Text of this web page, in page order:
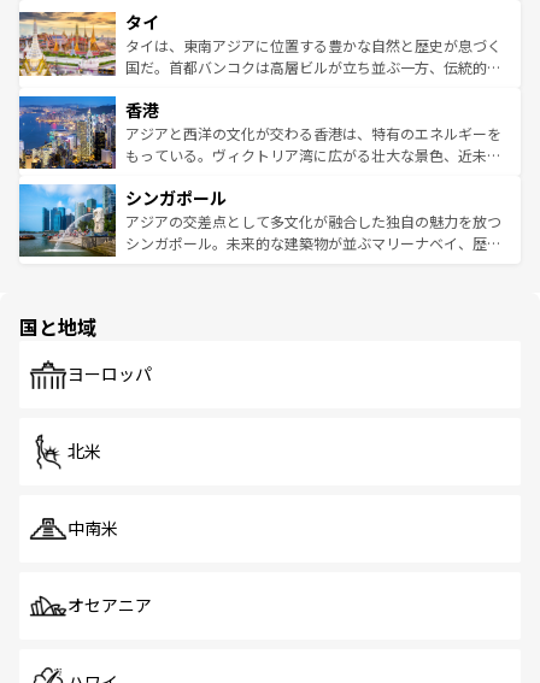
リティに包まれながら、韓国の多彩な魅力を心ゆくまで味
わってみてほしい。 なお、新着の韓国情報はコンテンツ一
覧を参照してほしい。
急速な発展と共に伝統が息づく。ハノイの古い町並みやホ
ーチミン市のフランス統治時代の建物も、独特の雰囲気を
醸し出している。また、バラエティの豊かさとおいしさで
とつ。フォーやバインミー、ベトナムコーヒーなどは、ぜ
ひ現地で味わいたい。どの地域を訪れてもあたたかい人々
が旅行者を迎えてくれるので、きっと忘れられない旅にな
参照してほしい。
タイ
タイは、東南アジアに位置する豊かな自然と歴史が息づく
国だ。首都バンコクは高層ビルが立ち並ぶ一方、伝統的な
の活気が交差している。北部ではチェンマイなどの山岳地
帯で自然と触れ合い、南部ではプーケットやクラビの美し
いビーチでリゾート気分を楽しむことができる。タイ料理
激する。気候は一年中温暖で、どの季節にも異なる楽しみ
が待っている。親しみやすいタイの人々、仏教を中心とし
た文化、そして多様な観光資源が、訪れる旅人を魅了し続
香港
アジアと西洋の文化が交わる香港は、特有のエネルギーを
もっている。ヴィクトリア湾に広がる壮大な景色、近未来
み、どこを訪れても感動するはず。観光スポットが密集し
ており、効率よく見どころを回れるのも魅力。息をのむよ
うな絶景から文化的な体験まで、香港を存分に楽しみ尽く
シンガポール
アジアの交差点として多文化が融合した独自の魅力を放つ
シンガポール。未来的な建築物が並ぶマリーナベイ、歴史
で、ホーカーズは地元の風情を楽しめる外せないスポット
国と地域
ヨーロッパ
北米
中南米
オセアニア